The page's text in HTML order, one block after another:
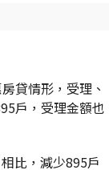
貸情形，受理、
戶，受理金額也
比，減少895戶